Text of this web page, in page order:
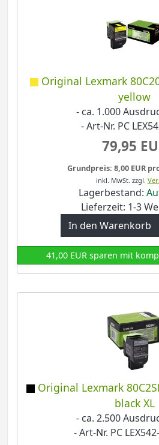
Original Lexmark
yellow
- ca. 1.000
- Art-Nr. PC
79,95
Grundpreis: 8,00 EUR
inkl. MwSt. zzgl.
Lagerbestand:
Lieferzeit: 1-3
In den Warenkorb
41,00 EUR sparen mit
Original Lexmark
black XL
- ca. 2.500
- Art-Nr. PC